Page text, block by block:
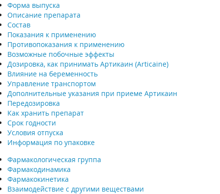
Форма выпуска
Описание препарата
Состав
Показания к применению
Противопоказания к применению
Возможные побочные эффекты
Дозировка, как принимать Артикаин (Articaine)
Влияние на беременность
Управление транспортом
Дополнительные указания при приеме Артикаин
Передозировка
Как хранить препарат
Срок годности
Условия отпуска
Информация по упаковке
Фармакологическая группа
Фармакодинамика
Фармакокинетика
Взаимодействие с другими веществами